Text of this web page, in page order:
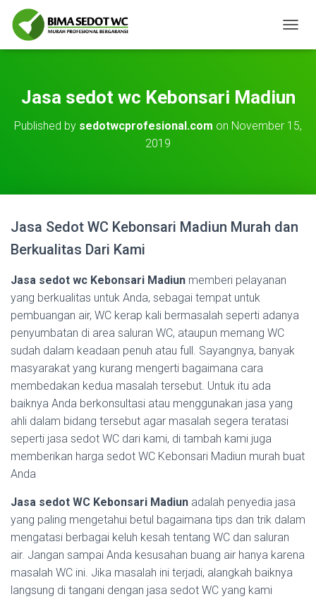
O
E
A
T
O
Jasa sedot wc Kebonsari Madiun
Published by sedotwcprofesional.com on November 15,
2019
Jasa Sedot WC Kebonsari Madiun Murah dan
Berkualitas Dari Kami
Jasa sedot wc Kebonsari Madiun memberi pelayanan
yang berkualitas untuk Anda, sebagai tempat untuk
pembuangan air, WC kerap kali bermasalah seperti adanya
penyumbatan di area saluran WC, ataupun memang WC
sudah dalam keadaan penuh atau full. Sayangnya, banyak
masyarakat yang kurang mengerti bagaimana cara
membedakan kedua masalah tersebut. Untuk itu ada
baiknya Anda berkonsultasi atau menggunakan jasa yang
ahli dalam bidang tersebut agar masalah segera teratasi
seperti jasa sedot WC dari kami, di tambah kami juga
memberikan harga sedot WC Kebonsari Madiun murah buat
Anda
Jasa sedot WC Kebonsari Madiun adalah penyedia jasa
yang paling mengetahui betul bagaimana tips dan trik dalam
mengatasi berbagai keluh kesah tentang WC dan saluran
air. Jangan sampai Anda kesusahan buang air hanya karena
masalah WC ini. Jika masalah ini terjadi, alangkah baiknya
langsung di tangani dengan jasa sedot WC yang kami